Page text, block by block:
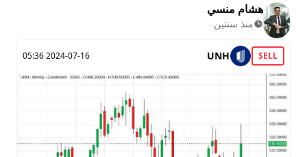
هشام منسي
منذ سنتين
SELL
UNH
2024-07-16 05:36